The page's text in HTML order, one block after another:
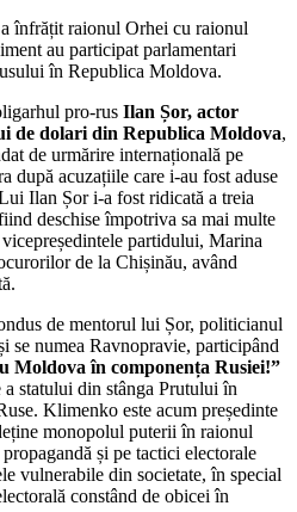
înfrățit raionul Orhei cu raionul
au participat parlamentari
în Republica Moldova.
pro-rus Ilan Șor, actor
dolari din Republica Moldova,
de urmărire internațională pe
după acuzațiile care i-au fost aduse
Ilan Șor i-a fost ridicată a treia
deschise împotriva sa mai multe
vicepreședintele partidului, Marina
de la Chișinău, având
de mentorul lui Șor, politicianul
se numea Ravnopravie, participând
Moldova în componența Rusiei!”
statului din stânga Prutului în
Klimenko este acum președinte
monopolul puterii în raionul
și pe tactici electorale
vulnerabile din societate, în special
constând de obicei în